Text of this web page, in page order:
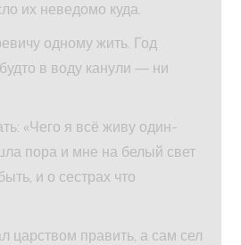
их неведомо куда.
одному жить. Год
в воду канули — ни
«Чего я всё живу один-
пора и мне на белый свет
и о сестрах что
царством править, а сам сел